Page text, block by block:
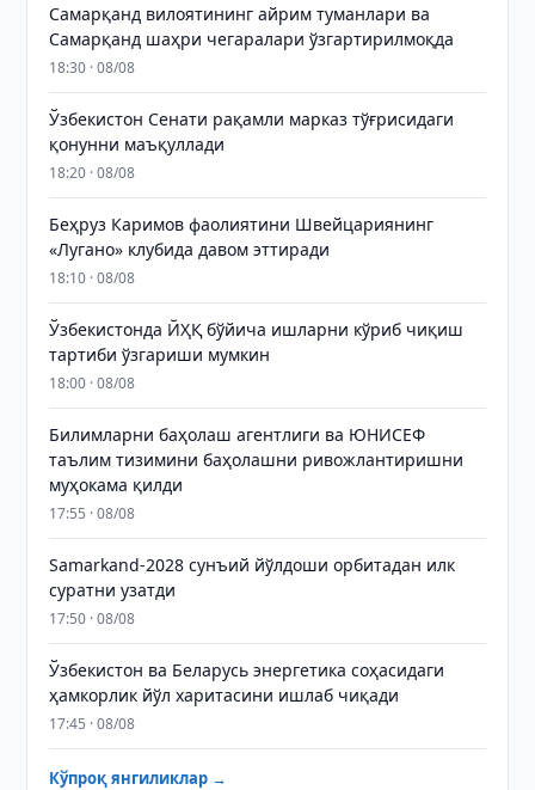
Самарқанд вилоятининг айрим туманлари ва
Самарқанд шаҳри чегаралари ўзгартирилмоқда
18:30 · 08/08
Ўзбекистон Сенати рақамли марказ тўғрисидаги
қонунни маъқуллади
18:20 · 08/08
Беҳруз Каримов фаолиятини Швейцариянинг
«Лугано» клубида давом эттиради
18:10 · 08/08
Ўзбекистонда ЙҲҚ бўйича ишларни кўриб чиқиш
тартиби ўзгариши мумкин
18:00 · 08/08
Билимларни баҳолаш агентлиги ва ЮНИСЕФ
таълим тизимини баҳолашни ривожлантиришни
муҳокама қилди
17:55 · 08/08
Samarkand-2028 сунъий йўлдоши орбитадан илк
суратни узатди
17:50 · 08/08
Ўзбекистон ва Беларусь энергетика соҳасидаги
ҳамкорлик йўл харитасини ишлаб чиқади
17:45 · 08/08
Кўпроқ янгиликлар →